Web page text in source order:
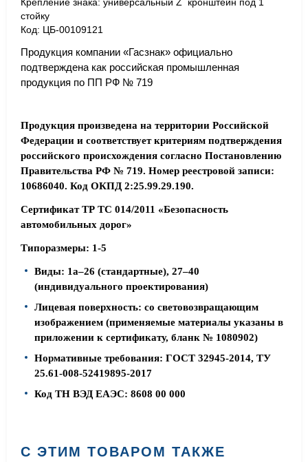
стойку
Код: ЦБ-00109121
Продукция компании «Гасзнак» официально
подтверждена как российская промышленная
продукция по ПП РФ № 719
Продукция произведена на территории Российской
Федерации и соответствует критериям подтверждения
российского происхождения согласно Постановлению
Правительства РФ № 719. Номер реестровой записи:
10686040. Код ОКПД 2:25.99.29.190.
Сертификат ТР ТС 014/2011 «Безопасность
автомобильных дорог»
Типоразмеры: 1-5
Виды: 1а–26 (стандартные), 27–40
(индивидуального проектирования)
Лицевая поверхность: со световозвращающим
изображением (применяемые материалы указаны в
приложении к сертификату, бланк № 1080902)
Нормативные требования: ГОСТ 32945-2014, ТУ
25.61-008-52419895-2017
Код ТН ВЭД ЕАЭС: 8608 00 000
С ЭТИМ ТОВАРОМ ТАКЖЕ